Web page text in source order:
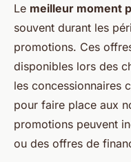
Le meilleur moment
souvent durant les
promotions. Ces
disponibles lors des
les concessionnaires
pour faire place aux
promotions peuvent
ou des offres de